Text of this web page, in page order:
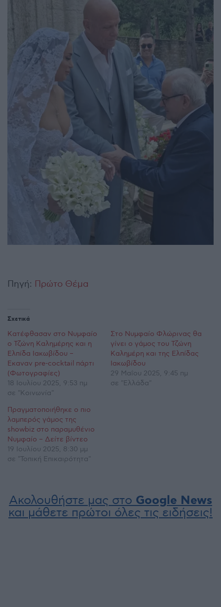
Πηγή: Πρώτο Θέμα
Σχετικά
Κατέφθασαν στο Νυμφαίο
ο Τζώνη Καλημέρης και η
Ελπίδα Ιακωβίδου –
Έκαναν pre-cocktail πάρτι
(Φωτογραφίες)
18 Ιουλίου 2025, 9:53 πμ
σε "Κοινωνία"
Στο Νυμφαίο Φλώρινας θα
γίνει ο γάμος του Τζώνη
Καλημέρη και της Ελπίδας
Ιακωβίδου
29 Μαΐου 2025, 9:45 πμ
σε "Ελλάδα"
Πραγματοποιήθηκε ο πιο
λαμπερός γάμος της
showbiz στο παραμυθένιο
Νυμφαίο – Δείτε βίντεο
19 Ιουλίου 2025, 8:30 μμ
σε "Τοπική Επικαιρότητα"
Ακολουθήστε μας στο Google News
και μάθετε πρώτοι όλες τις ειδήσεις!